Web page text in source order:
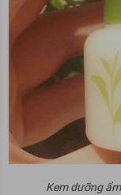
Kem dưỡng